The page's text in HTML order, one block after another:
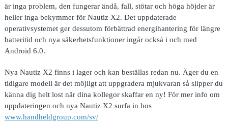
är inga problem, den fungerar ändå, fall, stötar och höga höjder är
heller inga bekymmer för Nautiz X2. Det uppdaterade
operativsystemet ger dessutom förbättrad energihantering för längre
batteritid och nya säkerhetsfunktioner ingår också i och med
Android 6.0.
Nya Nautiz X2 finns i lager och kan beställas redan nu. Äger du en
tidigare modell är det möjligt att uppgradera mjukvaran så slipper du
känna dig helt lost när dina kollegor skaffar en ny! För mer info om
uppdateringen och nya Nautiz X2 surfa in hos
www.handheldgroup.com/sv/